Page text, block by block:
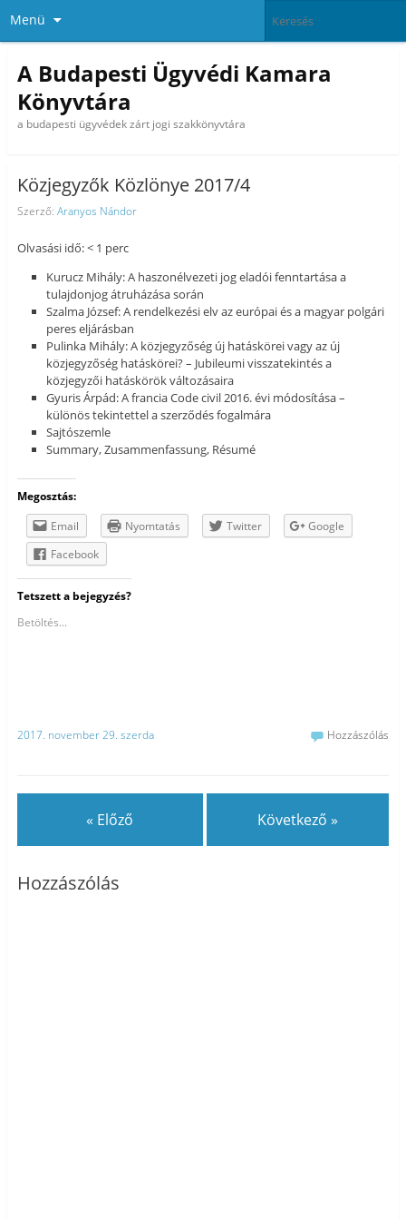
Menü
A Budapesti Ügyvédi Kamara
Könyvtára
a budapesti ügyvédek zárt jogi szakkönyvtára
Közjegyzők Közlönye 2017/4
Szerző: Aranyos Nándor
Olvasási idő: < 1 perc
Kurucz Mihály: A haszonélvezeti jog eladói fenntartása a
tulajdonjog átruházása során
Szalma József: A rendelkezési elv az európai és a magyar polgári
peres eljárásban
Pulinka Mihály: A közjegyzőség új hatáskörei vagy az új
közjegyzőség hatáskörei? – Jubileumi visszatekintés a
közjegyzői hatáskörök változásaira
Gyuris Árpád: A francia Code civil 2016. évi módosítása –
különös tekintettel a szerződés fogalmára
Sajtószemle
Summary, Zusammenfassung, Résumé
Megosztás:
Email
Nyomtatás Twitter
Google
Facebook
Tetszett a bejegyzés?
Betöltés...
2017. november 29. szerda Hozzászólás
« Előző Következő »
Hozzászólás